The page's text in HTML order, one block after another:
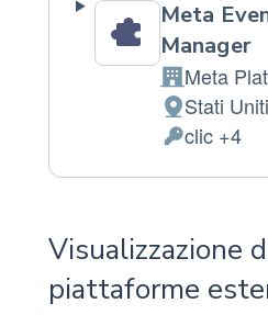
Meta
Manager
Azienda:
Meta
Luogo
del
trattamento:
Stati Uniti
Dati
Personali
clic +4
Visualizzazione
piattaforme